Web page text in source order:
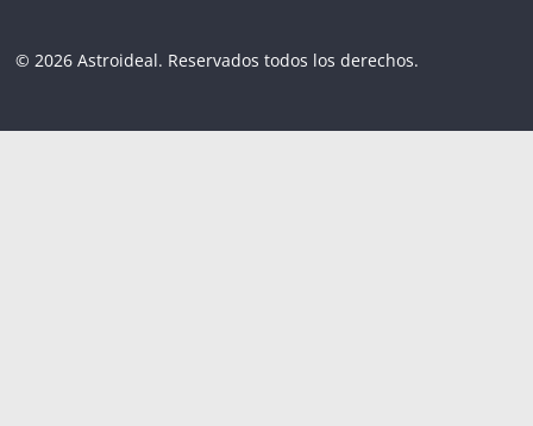
© 2026 Astroideal. Reservados todos los derechos.